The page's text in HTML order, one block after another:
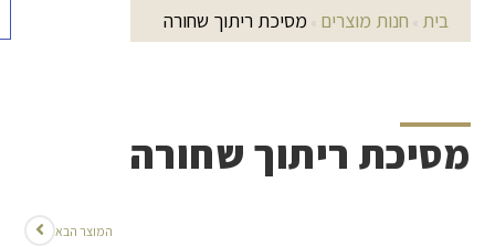
בית » חנות מוצרים » מסיכת ריתוך שחורה
מסיכת ריתוך שחורה
המוצר הבא